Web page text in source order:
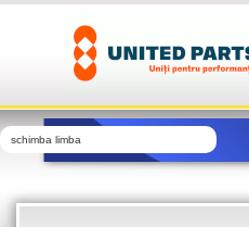
schimba limba